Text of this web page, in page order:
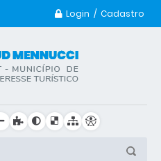
Login / Cadastro